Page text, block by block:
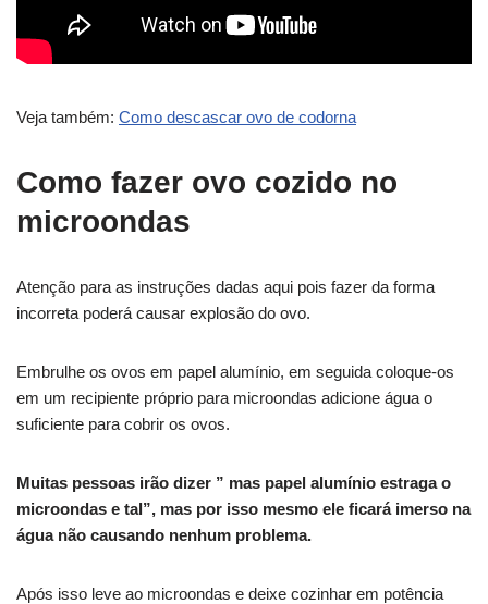
Veja também: Como descascar ovo de codorna
Como fazer ovo cozido no
microondas
Atenção para as instruções dadas aqui pois fazer da forma
incorreta poderá causar explosão do ovo.
Embrulhe os ovos em papel alumínio, em seguida coloque-os
em um recipiente próprio para microondas adicione água o
suficiente para cobrir os ovos.
Muitas pessoas irão dizer ” mas papel alumínio estraga o
microondas e tal”, mas por isso mesmo ele ficará imerso na
água não causando nenhum problema.
Após isso leve ao microondas e deixe cozinhar em potência